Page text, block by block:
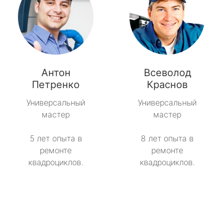
Антон
Петренко
Универсальный
мастер
5 лет опыта в
ремонте
квадроциклов.
Всеволод
Краснов
Универсальный
мастер
8 лет опыта в
ремонте
квадроциклов.